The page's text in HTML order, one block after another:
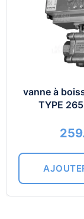
vanne à
TYPE